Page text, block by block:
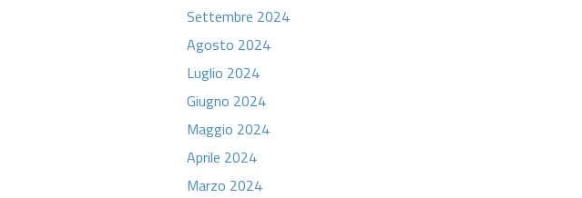
Settembre 2024
Agosto 2024
Luglio 2024
Giugno 2024
Maggio 2024
Aprile 2024
Marzo 2024